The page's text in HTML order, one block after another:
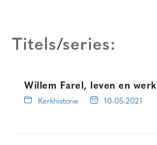
Titels/series:
Willem Farel, leven en werk
Kerkhistorie 10-05-2021